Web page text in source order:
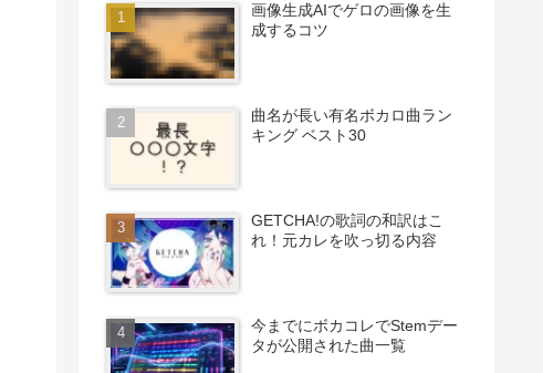
画像生成AIでゲロの画像を生
成するコツ
曲名が長い有名ボカロ曲ラン
キング ベスト30
GETCHA!の歌詞の和訳はこ
れ！元カレを吹っ切る内容
今までにボカコレでStemデー
タが公開された曲一覧